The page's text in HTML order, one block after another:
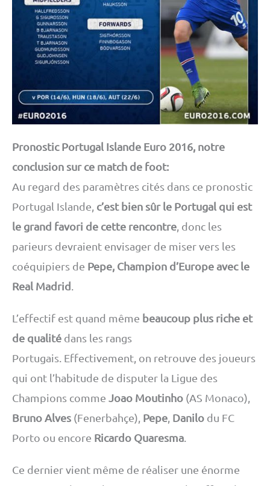
Pronostic Portugal Islande Euro 2016, notre
conclusion sur ce match de foot:
Au regard des paramètres cités dans ce pronostic
Portugal Islande, c’est bien sûr le Portugal qui est
le grand favori de cette rencontre , donc les
parieurs devraient envisager de miser vers les
coéquipiers de Pepe, Champion d’Europe avec le
Real Madrid
L’effectif est quand même beaucoup plus riche et
de qualité dans les rangs
Portugais. Effectivement, on retrouve des joueurs
qui ont l’habitude de disputer la Ligue des
Champions comme Joao Moutinho (AS Monaco),
Bruno Alves (Fenerbahçe), Pepe Danilo du FC
Porto ou encore Ricardo Quaresma
Ce dernier vient même de réaliser une énorme